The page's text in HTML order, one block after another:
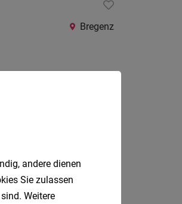
Bregenz
andere dienen
Sie zulassen
Weitere